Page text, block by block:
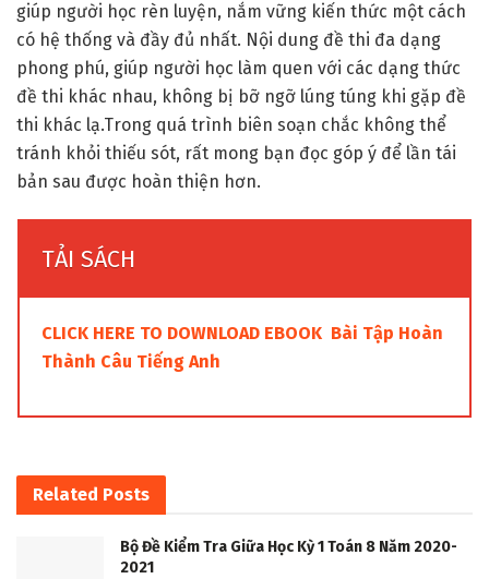
giúp người học rèn luyện, nắm vững kiến thức một cách
có hệ thống và đầy đủ nhất. Nội dung đề thi đa dạng
phong phú, giúp người học làm quen với các dạng thức
đề thi khác nhau, không bị bỡ ngỡ lúng túng khi gặp đề
thi khác lạ.Trong quá trình biên soạn chắc không thể
tránh khỏi thiếu sót, rất mong bạn đọc góp ý để lần tái
bản sau được hoàn thiện hơn.
TẢI SÁCH
CLICK HERE TO DOWNLOAD EBOOK Bài Tập Hoàn
Thành Câu Tiếng Anh
Related Posts
Bộ Đề Kiểm Tra Giữa Học Kỳ 1 Toán 8 Năm 2020-
2021